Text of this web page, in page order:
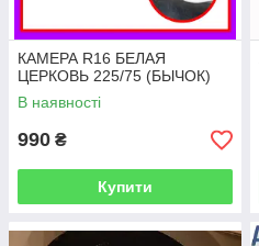
КАМЕРА R16 БЕЛАЯ
ЦЕРКОВЬ 225/75 (БЫЧОК)
В наявності
990 ₴
Купити